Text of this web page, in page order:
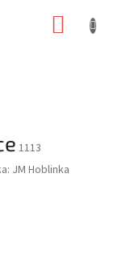
1113
JM Hoblinka